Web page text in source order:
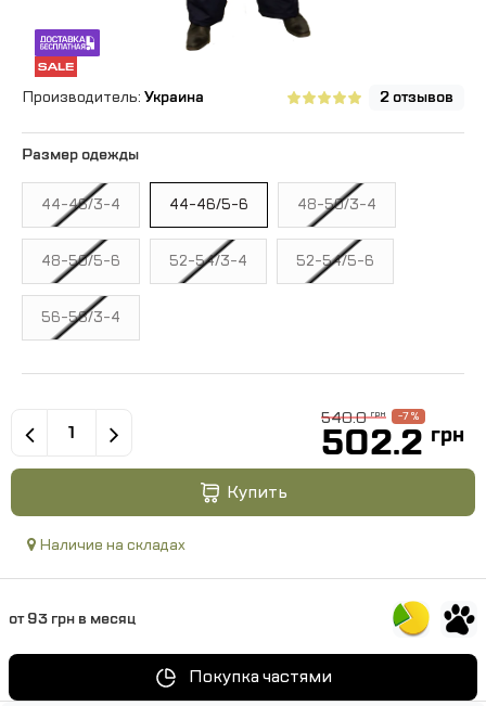
2 отзывов
Производитель: Украина
Размер одежды
44-46/3-4 44-46/5-6 48-50/3-4
48-50/5-6 52-54/3-4 52-54/5-6
56-58/3-4
540.0грн -7 %
502.2 грн
Купить
Наличие на складах
от 93 грн в месяц
Покупка частями